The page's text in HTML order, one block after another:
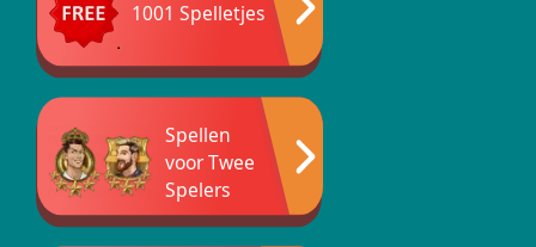
1001 Spelletjes
Spellen
voor Twee
Spelers